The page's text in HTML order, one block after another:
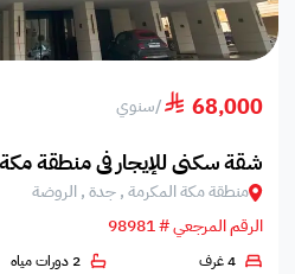
68,000
/سنوي
شقة سكني للإيجار في منطقة
منطقة مكة المكرمة , جدة , الروضة
الرقم المرجعي # 98981
4 غرف 2 دورات مياه